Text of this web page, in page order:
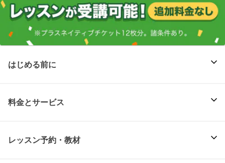
はじめる前に
料金とサービス
レッスン予約・教材